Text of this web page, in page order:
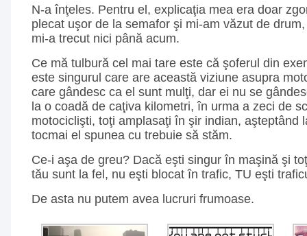
N-a înţeles. Pentru el, explicaţia mea era doar
plecat uşor de la semafor şi mi-am văzut de
mi-a trecut nici până acum.
Ce mă tulbură cel mai tare este că şoferul din
este singurul care are această viziune asupra
care gândesc ca el sunt mulţi, dar ei nu se
la o coadă de caţiva kilometri, în urma a zeci de
motociclişti, toţi amplasaţi în şir indian, aşteptând
tocmai el spunea cu trebuie să stăm.
Ce-i aşa de greu? Dacă eşti singur în maşină şi
tău sunt la fel, nu eşti blocat în trafic, TU eşti
De asta nu putem avea lucruri frumoase.